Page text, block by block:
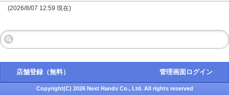
(2026/8/07 12:59 現在)
店舗登録（無料） 管理画面ログイン
Copyright(C) 2026 Next Hands Co., Ltd. All rights reserved